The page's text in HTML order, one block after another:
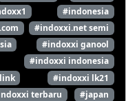
#indonesia
#indoxxi.net semi
#indoxxi ganool
#indoxxi indonesia
#indoxxi lk21
terbaru
#japan